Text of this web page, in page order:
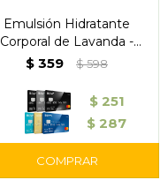
Emulsión Hidratante
Corporal de Lavanda -
Outlet
$ 359 $598
$ 251
$ 287